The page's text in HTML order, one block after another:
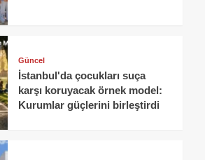
Güncel
İstanbul'da çocukları suça
karşı koruyacak örnek model:
Kurumlar güçlerini birleştirdi